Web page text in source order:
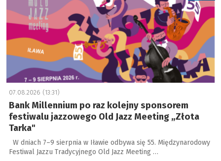
07.08.2026 (13:31)
Bank Millennium po raz kolejny sponsorem
festiwalu jazzowego Old Jazz Meeting „Złota
Tarka"
W dniach 7–9 sierpnia w Iławie odbywa się 55. Międzynarodowy
Festiwal Jazzu Tradycyjnego Old Jazz Meeting …